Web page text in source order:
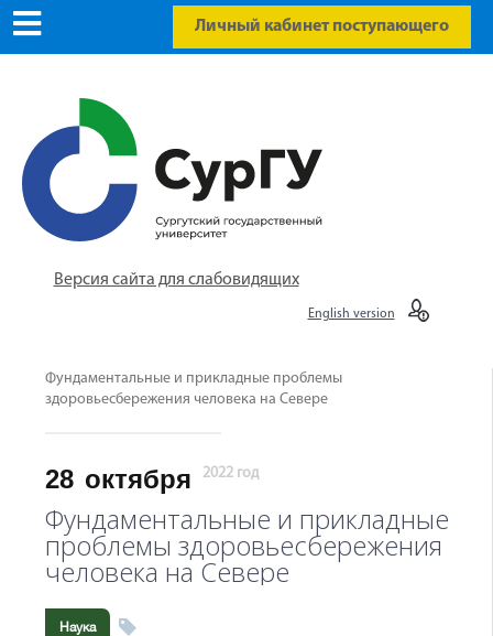
Личный кабинет поступающего
Версия сайта для слабовидящих
English version
Фундаментальные и прикладные проблемы
здоровьесбережения человека на Севере
28 октября 2022 год
Фундаментальные и прикладные
проблемы здоровьесбережения
человека на Севере
Наука